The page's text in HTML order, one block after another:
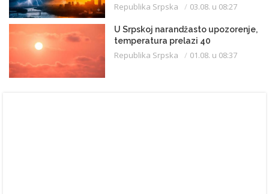
Republika Srpska 03.08. u 08:27
U Srpskoj narandžasto upozorenje,
temperatura prelazi 40
Republika Srpska 01.08. u 08:37